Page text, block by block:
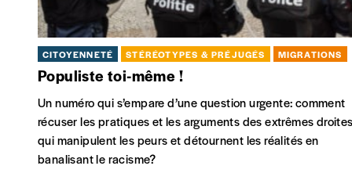
CITOYENNETÉ STÉRÉOTYPES & PRÉJUGÉS MIGRATIONS
Populiste toi-même !
Un numéro qui s’empare d’une question urgente: comment
récuser les pratiques et les arguments des extrêmes
qui manipulent les peurs et détournent les réalités en
banalisant le racisme?